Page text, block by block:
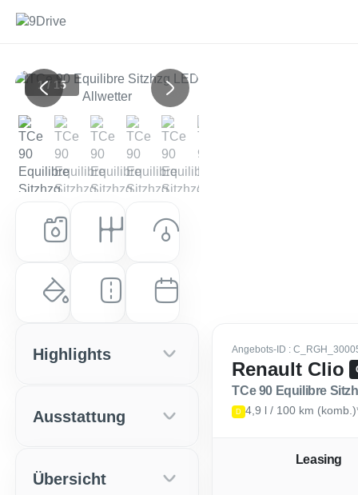
Previous Next
1 / 15
Kraftstoff
Benzin Manuell
Leistung (PS)
91 PS (67 kW)
Farbe
Weiss (Weiß)
Laufleistung
61.769 km
Erstzulassung
EZ: Dez. 2022
Angebots-ID :
Renault Clio
TCe 90 Equilibre
D 4,9 l / 100 km
Leasing
Highlights
Ausstattung
Übersicht